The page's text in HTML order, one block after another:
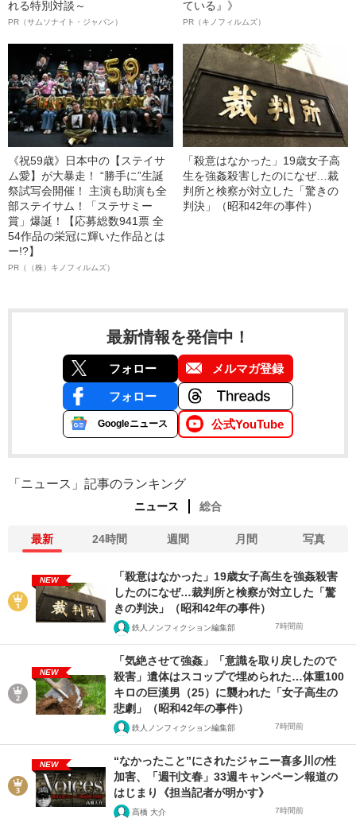
れる特別対談～
PR（サムソナイト・ジャパン）
ている』》
PR（キノフィルムズ）
《祝59歳》日本中の【ステイサ
ム愛】が大暴走！ “勝手に”生誕
祭試写会開催！ 主演も助演も全
部ステイサム！「ステサミー
賞」爆誕！【応募総数941票 全
54作品の栄冠に輝いた作品とは
ー!?】
PR（（株）キノフィルムズ）
「殺意はなかった」19歳女子高
生を強姦殺害したのになぜ…裁
判所と検察が対立した「驚きの
判決」（昭和42年の事件）
最新情報を発信中！
フォロー メルマガ登録
フォロー
Googleニュース 公式YouTube
「ニュース」記事のランキング
ニュース 総合
最新 24時間 週間 月間 写真
NEW
「殺意はなかった」19歳女子高生を強姦殺害
したのになぜ…裁判所と検察が対立した「驚
きの判決」（昭和42年の事件）
鉄人ノンフィクション編集部 7時間前
NEW
「気絶させて強姦」「意識を取り戻したので
殺害」遺体はスコップで埋められた…体重100
キロの巨漢男（25）に襲われた「女子高生の
悲劇」（昭和42年の事件）
鉄人ノンフィクション編集部 7時間前
NEW
“なかったこと”にされたジャニー喜多川の性
加害、「週刊文春」33週キャンペーン報道の
はじまり《担当記者が明かす》
髙橋 大介 7時間前